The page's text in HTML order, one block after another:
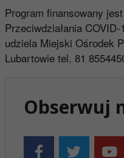
Program finansowany
Przeciwdziałania
udziela Miejski Ośrodek
Lubartowie tel. 81
Obserwuj